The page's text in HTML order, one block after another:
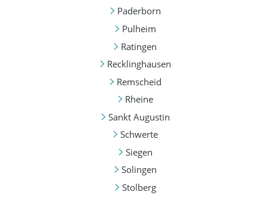
Paderborn
Pulheim
Ratingen
Recklinghausen
Remscheid
Rheine
Sankt Augustin
Schwerte
Siegen
Solingen
Stolberg